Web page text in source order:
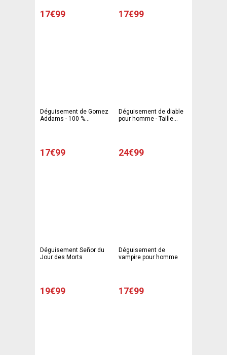
17€99 17€99
Déguisement de Gomez
Addams - 100 %
17€99
Déguisement de diable
pour homme - Taille
24€99
Déguisement Señor du
Jour des Morts
19€99
Déguisement de
vampire pour homme
17€99